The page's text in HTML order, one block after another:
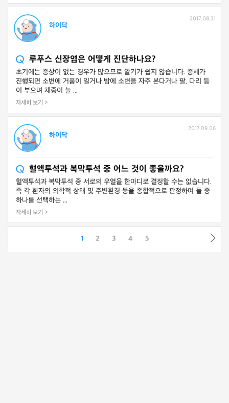
하이닥
2017.08.31
루푸스 신장염은 어떻게 진단하나요?
초기에는 증상이 없는 경우가 많으므로 알기가 쉽지 않습니다. 증세가
진행되면 소변에 거품이 일거나 밤에 소변을 자주 본다거나 팔, 다리 등
이 부으며 체중이 늘 ...
자세히 보기 >
하이닥
2017.09.06
혈액투석과 복막투석 중 어느 것이 좋을까요?
혈액투석과 복막투석 중 서로의 우열을 한마디로 결정할 수는 없습니다.
즉 각 환자의 의학적 상태 및 주변환경 등을 종합적으로 판정하여 둘 중
하나를 선택하는 ...
자세히 보기 >
1 2 3 4 5